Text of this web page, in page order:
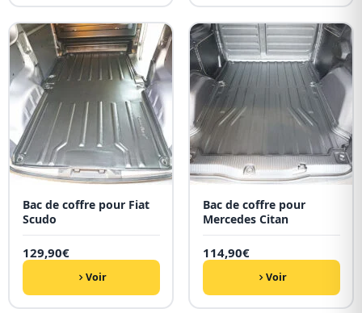
Bac de coffre pour Fiat
Scudo
129,90€
Voir
Bac de coffre pour
Mercedes Citan
114,90€
Voir